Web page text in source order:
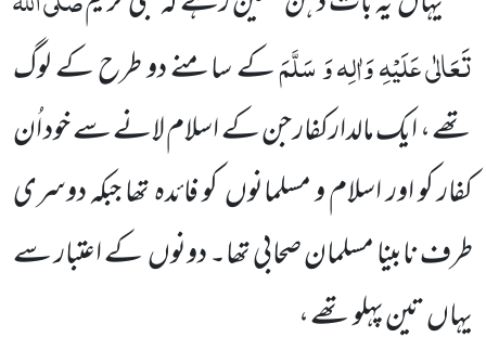
تَعَالٰی عَلَیْہِ وَاٰلِہ وَ سَلَّمَکے سامنے دو طرح کے لوگ
تھے ، ایک مالدارکفار جن کے اسلام لانے سے خود اُن
کفار کو اور اسلام و مسلمانوںکو فائدہ تھا جبکہ دوسری
طرف نابینا مسلمان صحابی تھا۔ دونوںکے اعتبار سے
یہاںتین پہلو تھے ،